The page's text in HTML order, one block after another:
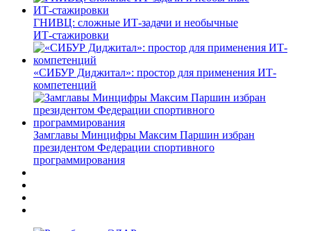
ГНИВЦ: сложные ИТ‑задачи и необычные
ИТ‑стажировки
«СИБУР Диджитал»: простор для применения ИТ-
компетенций
Замглавы Минцифры Максим Паршин избран
президентом Федерации спортивного
программирования